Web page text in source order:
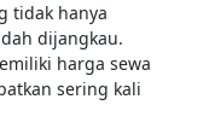
tidak hanya
dijangkau.
harga sewa
sering kali